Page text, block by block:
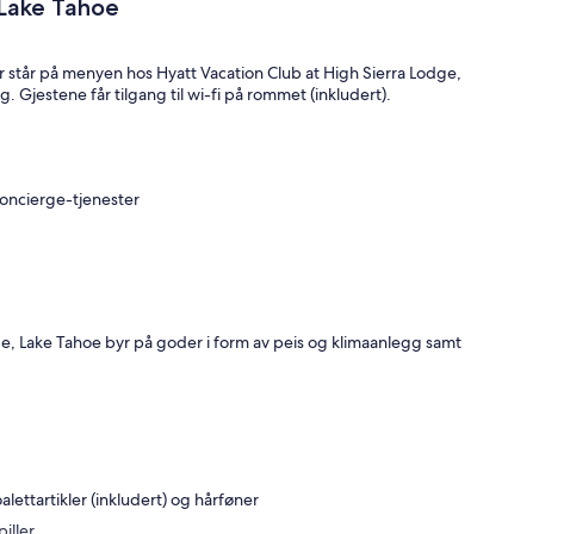
Tahoe
på menyen hos Hyatt Vacation Club at High Sierra Lodge,
Gjestene får tilgang til wi-fi på rommet (inkludert).
tjenester
Lake Tahoe byr på goder i form av peis og klimaanlegg samt
(inkludert) og hårføner